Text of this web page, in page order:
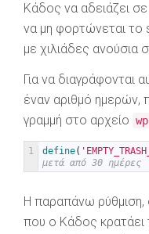
Κάδος να αδειάζει
να μη φορτώνεται το
με χιλιάδες ανούσια
Για να διαγράφονται
έναν αριθμό
γραμμή στο αρχείο
1 define(
μετά από 30 ημέρες
Η παραπάνω ρύθμιση,
που ο Κάδος κρατάει